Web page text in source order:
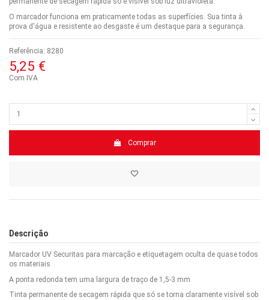
O marcador funciona em praticamente todas as superfícies. Sua tinta à
prova d'água e resistente ao desgaste é um destaque para a segurança.
Referência: 8280
5,25 €
Com IVA
Comprar
Descrição
Marcador UV Securitas para marcação e etiquetagem oculta de quase todos
os materiais
A ponta redonda tem uma largura de traço de 1,5-3 mm
Tinta permanente de secagem rápida que só se torna claramente visível sob